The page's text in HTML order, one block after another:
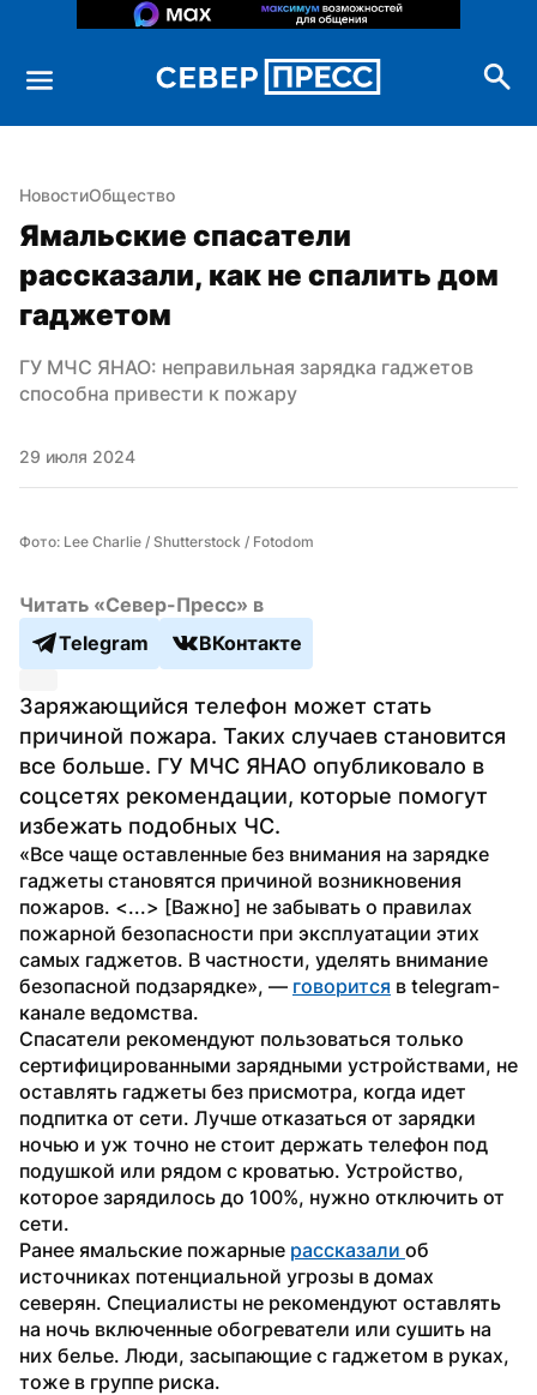
НовостиОбщество
Ямальские спасатели
рассказали, как не спалить дом
гаджетом
ГУ МЧС ЯНАО: неправильная зарядка гаджетов
способна привести к пожару
29 июля 2024
Фото: Lee Charlie / Shutterstock / Fotodom
Читать «Север-Пресс» в
Telegram
ВКонтакте
Заряжающийся телефон может стать
причиной пожара. Таких случаев становится
все больше. ГУ МЧС ЯНАО опубликовало в
соцсетях рекомендации, которые помогут
избежать подобных ЧС.
«Все чаще оставленные без внимания на зарядке
гаджеты становятся причиной возникновения
пожаров. <...> [Важно] не забывать о правилах
пожарной безопасности при эксплуатации этих
самых гаджетов. В частности, уделять внимание
безопасной подзарядке», — говорится в telegram-
канале ведомства.
Спасатели рекомендуют пользоваться только
сертифицированными зарядными устройствами, не
оставлять гаджеты без присмотра, когда идет
подпитка от сети. Лучше отказаться от зарядки
ночью и уж точно не стоит держать телефон под
подушкой или рядом с кроватью. Устройство,
которое зарядилось до 100%, нужно отключить от
сети.
Ранее ямальские пожарные рассказали об
источниках потенциальной угрозы в домах
северян. Специалисты не рекомендуют оставлять
на ночь включенные обогреватели или сушить на
них белье. Люди, засыпающие с гаджетом в руках,
тоже в группе риска.